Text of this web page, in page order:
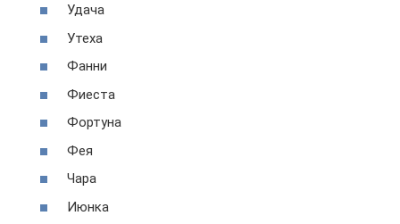
Удача
Утеха
Фанни
Фиеста
Фортуна
Фея
Чара
Июнка